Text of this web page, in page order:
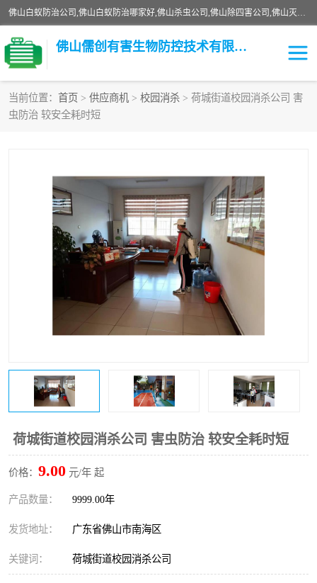
佛山白蚁防治公司,佛山白蚁防治哪家好,佛山杀虫公司,佛山除四害公司,佛山灭白蚁公司,佛山白蚁防治佛山儒创有害生物防治有限公司是一家佛山杀虫公司、佛山除四害公司、佛山灭白蚁公司、佛山白蚁防治公司，让您远离虫害困扰。要问佛山白蚁防治哪家好？佛山儒创有害生物防治有限公司全佛山、广州，正规公司，上门勘查，可靠，售后有保障。
佛山儒创有害生物防控技术有限公司
当前位置： 首页 > 供应商机 > 校园消杀 > 荷城街道校园消杀公司 害
虫防治 较安全耗时短
荷城街道校园消杀公司 害虫防治 较安全耗时短
价格： 9.00 元/年 起
产品数量： 9999.00年
发货地址： 广东省佛山市南海区
关键词： 荷城街道校园消杀公司
白蚁消杀
除四害 食堂消杀
校园消杀 园区消杀
害虫防治